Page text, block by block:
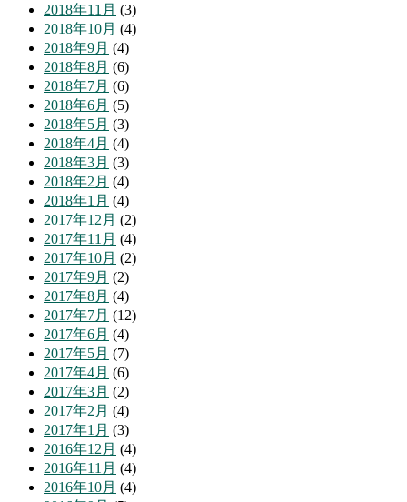
2018年11月 (3)
2018年10月 (4)
2018年9月 (4)
2018年8月 (6)
2018年7月 (6)
2018年6月 (5)
2018年5月 (3)
2018年4月 (4)
2018年3月 (3)
2018年2月 (4)
2018年1月 (4)
2017年12月 (2)
2017年11月 (4)
2017年10月 (2)
2017年9月 (2)
2017年8月 (4)
2017年7月 (12)
2017年6月 (4)
2017年5月 (7)
2017年4月 (6)
2017年3月 (2)
2017年2月 (4)
2017年1月 (3)
2016年12月 (4)
2016年11月 (4)
2016年10月 (4)